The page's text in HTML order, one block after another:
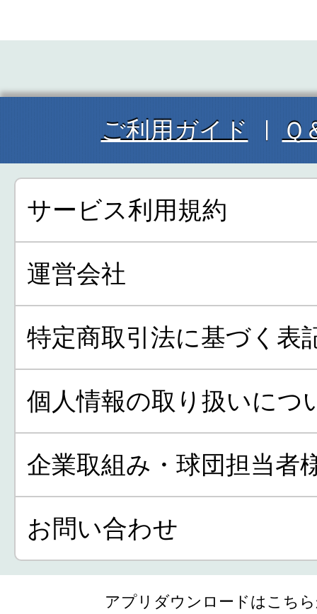
ご利用ガイド Ｑ
サービス利用規約
運営会社
特定商取引法に基づく表
個人情報の取り扱いにつ
企業取組み・球団担当者
お問い合わせ
アプリダウンロードはこち